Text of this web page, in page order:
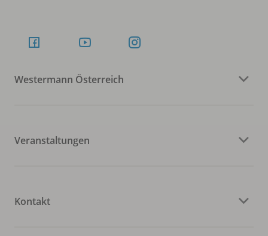
Westermann Österreich
Veranstaltungen
Kontakt